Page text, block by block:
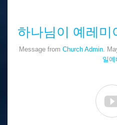
하나님이 예레미
Message from Church Admin .
일예